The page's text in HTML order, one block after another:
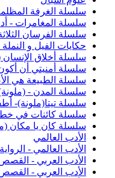
سلسلة الغرفة
سلسلة المغامرات -
سلسلة الفرسان
حكايات الفيل و
سلسلة أخلاق
سلسلة أمنيتي أن
سلسلة الطبيعة هي
سلسلة المدن -
سلسلة تيتا(ملونة)-
سلسلة كائنات في
سلسلة كان يا مكان
الأدب العالمي
الأدب العالمي - الرواية
الأدب العربي -
الأدب العربي -